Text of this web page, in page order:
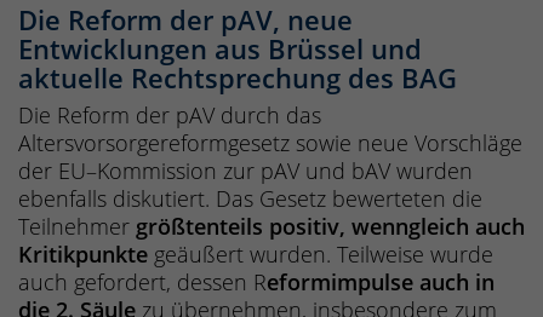
Die Reform der pAV, neue
Entwicklungen aus Brüssel und
aktuelle Rechtsprechung des BAG
Die Reform der pAV durch das
Altersvorsorgereformgesetz sowie neue Vorschläge
der EU–Kommission zur pAV und bAV wurden
ebenfalls diskutiert. Das Gesetz bewerteten die
Teilnehmer größtenteils positiv, wenngleich auch
Kritikpunkte geäußert wurden. Teilweise wurde
auch gefordert, dessen Reformimpulse auch in
die 2. Säule zu übernehmen, insbesondere zum